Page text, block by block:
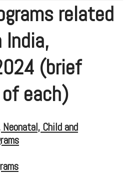
related
(brief
each)
Child and